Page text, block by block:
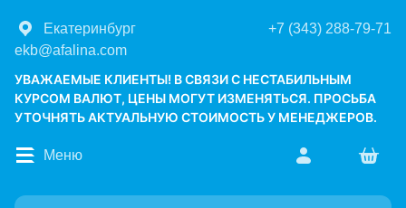
Екатеринбург
+7 (343) 288-79-71
ekb@afalina.com
УВАЖАЕМЫЕ КЛИЕНТЫ! В СВЯЗИ С НЕСТАБИЛЬНЫМ
КУРСОМ ВАЛЮТ, ЦЕНЫ МОГУТ ИЗМЕНЯТЬСЯ. ПРОСЬБА
УТОЧНЯТЬ АКТУАЛЬНУЮ СТОИМОСТЬ У МЕНЕДЖЕРОВ.
Меню